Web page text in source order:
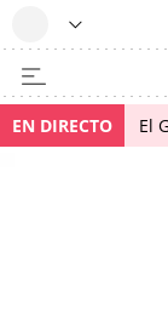
EN DIRECTO El